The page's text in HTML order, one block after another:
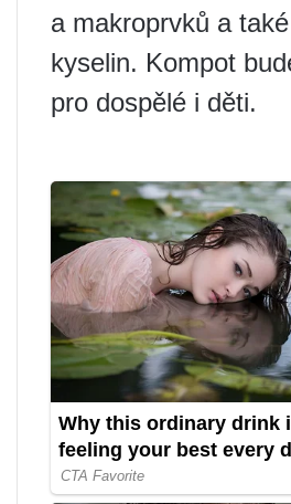
a makroprvků a
kyselin. Kompot
pro dospělé i děti.